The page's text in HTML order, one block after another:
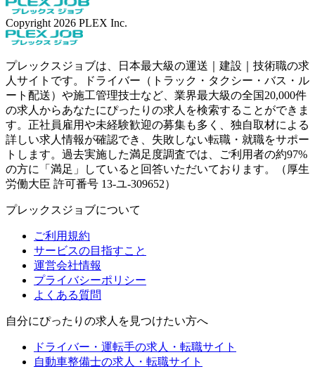
Copyright 2026 PLEX Inc.
プレックスジョブは、日本最大級の運送｜建設｜技術職の求
人サイトです。ドライバー（トラック・タクシー・バス・ル
ート配送）や施工管理技士など、業界最大級の全国20,000件
の求人からあなたにぴったりの求人を検索することができま
す。正社員雇用や未経験歓迎の募集も多く、独自取材による
詳しい求人情報が確認でき、失敗しない転職・就職をサポー
トします。過去実施した満足度調査では、ご利用者の約97%
の方に「満足」していると回答いただいております。（厚生
労働大臣 許可番号 13-ユ-309652）
プレックスジョブについて
ご利用規約
サービスの目指すこと
運営会社情報
プライバシーポリシー
よくある質問
自分にぴったりの求人を見つけたい方へ
ドライバー・運転手の求人・転職サイト
自動車整備士の求人・転職サイト